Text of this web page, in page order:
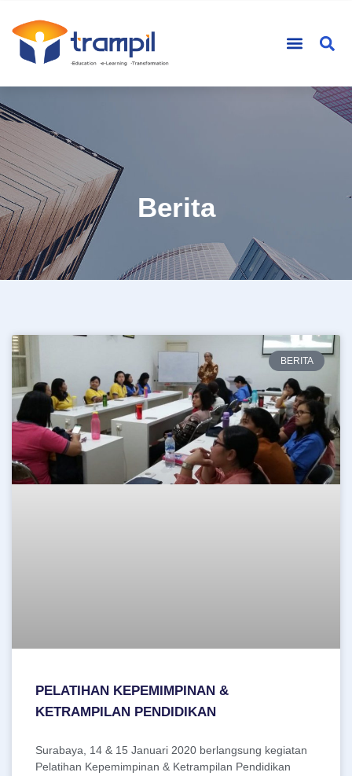
Berita
BERITA
PELATIHAN KEPEMIMPINAN &
KETRAMPILAN PENDIDIKAN
Surabaya, 14 & 15 Januari 2020 berlangsung kegiatan
Pelatihan Kepemimpinan & Ketrampilan Pendidikan